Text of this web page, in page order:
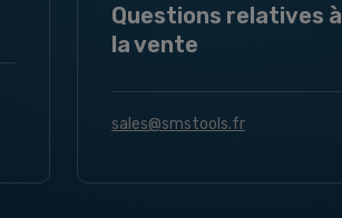
Questions relatives à
la vente
sales@smstools.fr